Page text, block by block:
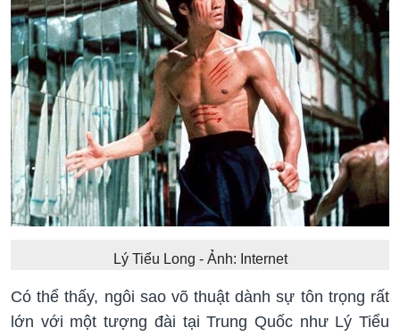
Lý Tiểu Long - Ảnh: Internet
Có thể thấy, ngôi sao võ thuật dành sự tôn trọng rất
lớn với một tượng đài tại Trung Quốc như Lý Tiểu